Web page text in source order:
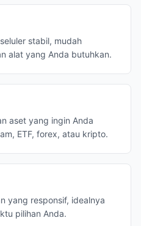
stabil, mudah
alat yang Anda butuhkan.
aset yang ingin Anda
ETF, forex, atau kripto.
yang responsif, idealnya
pilihan Anda.